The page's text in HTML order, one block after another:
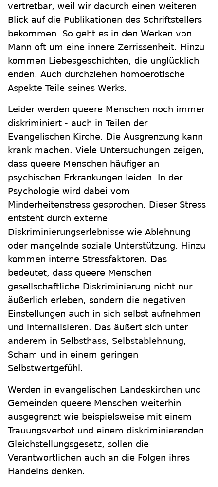
vertretbar, weil wir dadurch einen weiteren
Blick auf die Publikationen des Schriftstellers
bekommen. So geht es in den Werken von
Mann oft um eine innere Zerrissenheit. Hinzu
kommen Liebesgeschichten, die unglücklich
enden. Auch durchziehen homoerotische
Aspekte Teile seines Werks.
Leider werden queere Menschen noch immer
diskriminiert - auch in Teilen der
Evangelischen Kirche. Die Ausgrenzung kann
krank machen. Viele Untersuchungen zeigen,
dass queere Menschen häufiger an
psychischen Erkrankungen leiden. In der
Psychologie wird dabei vom
Minderheitenstress gesprochen. Dieser Stress
entsteht durch externe
Diskriminierungserlebnisse wie Ablehnung
oder mangelnde soziale Unterstützung. Hinzu
kommen interne Stressfaktoren. Das
bedeutet, dass queere Menschen
gesellschaftliche Diskriminierung nicht nur
äußerlich erleben, sondern die negativen
Einstellungen auch in sich selbst aufnehmen
und internalisieren. Das äußert sich unter
anderem in Selbsthass, Selbstablehnung,
Scham und in einem geringen
Selbstwertgefühl.
Werden in evangelischen Landeskirchen und
Gemeinden queere Menschen weiterhin
ausgegrenzt wie beispielsweise mit einem
Trauungsverbot und einem diskriminierenden
Gleichstellungsgesetz, sollen die
Verantwortlichen auch an die Folgen ihres
Handelns denken.